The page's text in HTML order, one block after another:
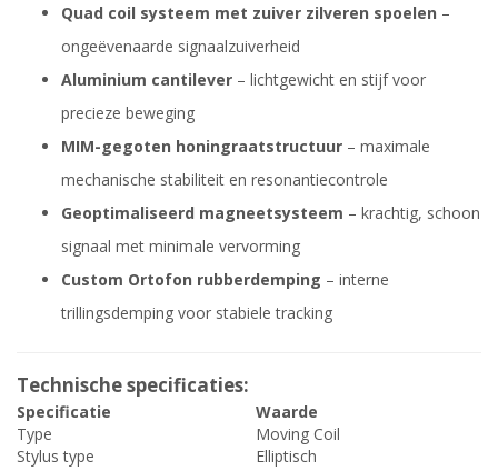
Quad coil systeem met zuiver zilveren spoelen –
ongeëvenaarde signaalzuiverheid
Aluminium cantilever – lichtgewicht en stijf voor
precieze beweging
MIM-gegoten honingraatstructuur – maximale
mechanische stabiliteit en resonantiecontrole
Geoptimaliseerd magneetsysteem – krachtig, schoon
signaal met minimale vervorming
Custom Ortofon rubberdemping – interne
trillingsdemping voor stabiele tracking
Technische specificaties:
Specificatie
Waarde
Type
Moving Coil
Stylus type
Elliptisch